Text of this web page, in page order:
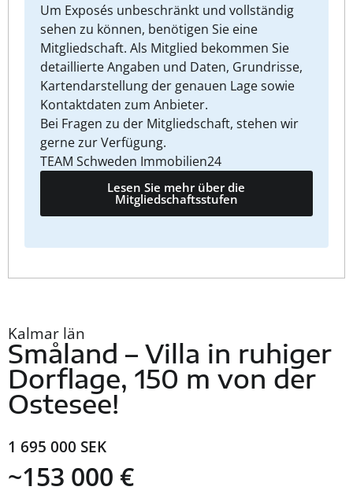
Um Exposés unbeschränkt und vollständig
sehen zu können, benötigen Sie eine
Mitgliedschaft. Als Mitglied bekommen Sie
detaillierte Angaben und Daten, Grundrisse,
Kartendarstellung der genauen Lage sowie
Kontaktdaten zum Anbieter.
Bei Fragen zu der Mitgliedschaft, stehen wir
gerne zur Verfügung.
TEAM Schweden Immobilien24
Lesen Sie mehr über die
Mitgliedschaftsstufen
Kalmar län
Småland – Villa in ruhiger
Dorflage, 150 m von der
Ostesee!
1 695 000 SEK
~153 000 €